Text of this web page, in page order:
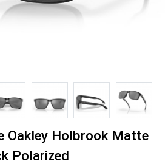
Oakley Holbrook Matte
Polarized